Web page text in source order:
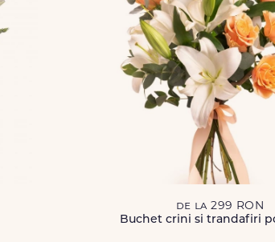
de la 299 RON
Buchet crini si trandafiri